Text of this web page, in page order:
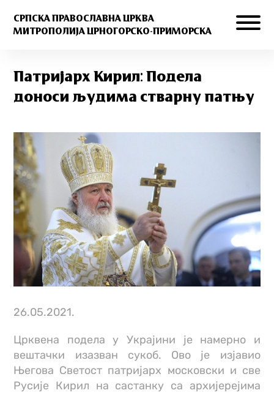
СРПСКА ПРАВОСЛАВНА ЦРКВА
МИТРОПОЛИЈА ЦРНОГОРСКО-ПРИМОРСКА
Патријарх Кирил: Подела
доноси људима стварну патњу
26.05.2021.
Црквена подела у Украјини је намерно и
вештачки изазван сукоб. Ово је изјавио
Његова Светост патријарх московски и све
Русије Кирил на састанку са архијерејима